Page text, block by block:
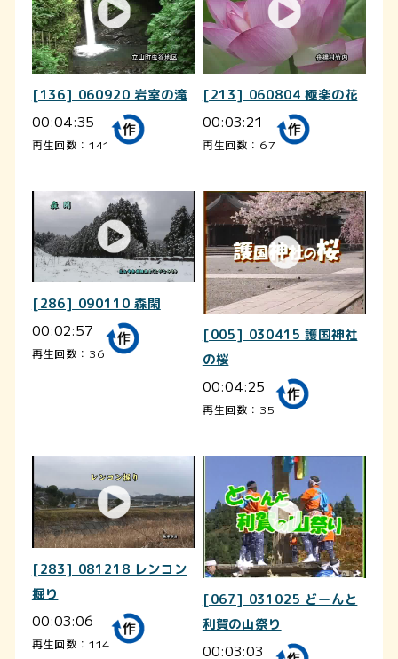
[136] 060920 岩室の滝
00:04:35
再生回数：141
[213] 060804 極楽の花
00:03:21
再生回数：67
[286] 090110 森閑
00:02:57
再生回数：36
[005] 030415 護国神社
の桜
00:04:25
再生回数：35
[283] 081218 レンコン
掘り
00:03:06
再生回数：114
[067] 031025 どーんと
利賀の山祭り
00:03:03